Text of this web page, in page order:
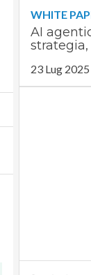
WHITE
AI
23 Lug 2025